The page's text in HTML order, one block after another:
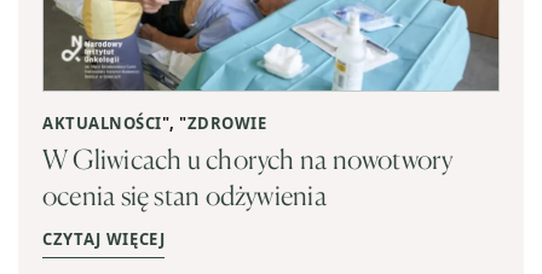
AKTUALNOŚCI", "ZDROWIE
W Gliwicach u chorych na nowotwory
ocenia się stan odżywienia
CZYTAJ WIĘCEJ